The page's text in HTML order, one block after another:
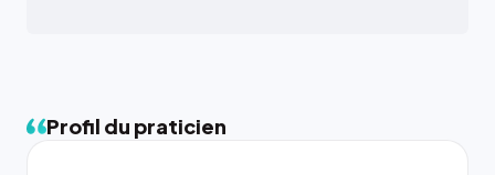
Profil du praticien